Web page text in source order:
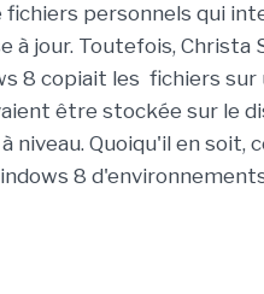
fichiers personnels qui
à jour. Toutefois,
8 copiait les fichiers
être stockée sur le
niveau. Quoiqu'il en
8